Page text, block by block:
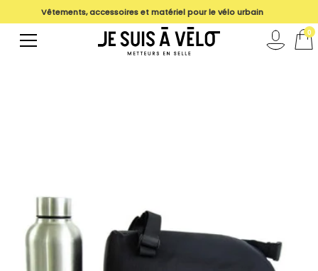
magasin
Vêtements, accessoires et matériel pour le vélo urbain
0